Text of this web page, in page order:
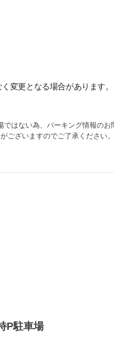
変更となる場合があります。
はない為、パーキング情報の
ございますのでご了承ください。
P駐車場